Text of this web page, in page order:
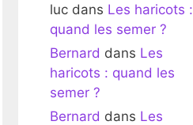
luc dans Les haricots :
quand les semer ?
Bernard dans Les
haricots : quand les
semer ?
Bernard dans Les